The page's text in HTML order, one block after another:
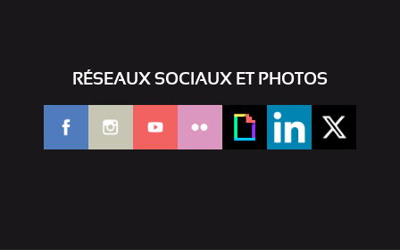
RÉSEAUX SOCIAUX ET PHOTOS